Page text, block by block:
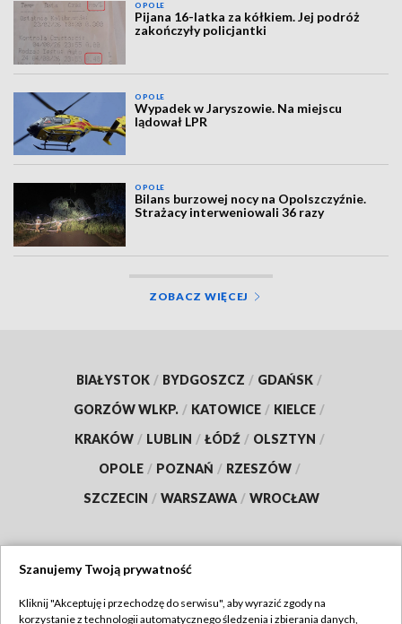
OPOLE
Pijana 16-latka za kółkiem. Jej podróż
zakończyły policjantki
OPOLE
Wypadek w Jaryszowie. Na miejscu
lądował LPR
OPOLE
Bilans burzowej nocy na Opolszczyźnie.
Strażacy interweniowali 36 razy
ZOBACZ WIĘCEJ
BIAŁYSTOK / BYDGOSZCZ / GDAŃSK /
GORZÓW WLKP. / KATOWICE / KIELCE /
KRAKÓW / LUBLIN / ŁÓDŹ / OLSZTYN /
OPOLE / POZNAŃ / RZESZÓW /
SZCZECIN / WARSZAWA / WROCŁAW
Szanujemy Twoją prywatność
Kliknij "Akceptuję i przechodzę do serwisu", aby wyrazić zgody na
korzystanie z technologii automatycznego śledzenia i zbierania danych,